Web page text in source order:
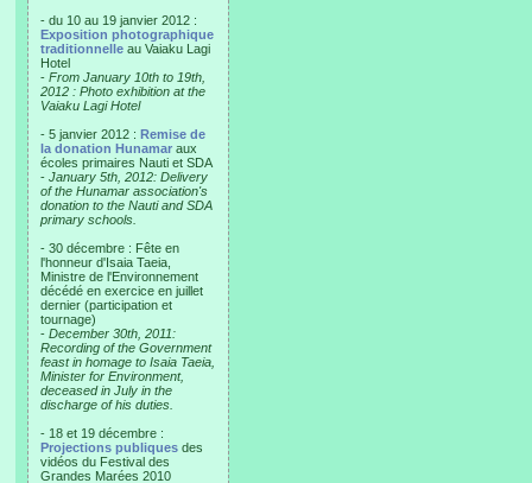
- du 10 au 19 janvier 2012 :
Exposition photographique
traditionnelle au Vaiaku Lagi
Hotel
- From January 10th to 19th,
2012 : Photo exhibition at the
Vaiaku Lagi Hotel
- 5 janvier 2012 : Remise de
la donation Hunamar aux
écoles primaires Nauti et SDA
- January 5th, 2012: Delivery
of the Hunamar association's
donation to the Nauti and SDA
primary schools.
- 30 décembre : Fête en
l'honneur d'Isaia Taeia,
Ministre de l'Environnement
décédé en exercice en juillet
dernier (participation et
tournage)
- December 30th, 2011:
Recording of the Government
feast in homage to Isaia Taeia,
Minister for Environment,
deceased in July in the
discharge of his duties.
- 18 et 19 décembre :
Projections publiques des
vidéos du Festival des
Grandes Marées 2010